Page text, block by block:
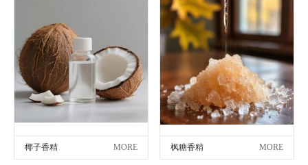
椰子香精 MORE 枫糖香精 MORE